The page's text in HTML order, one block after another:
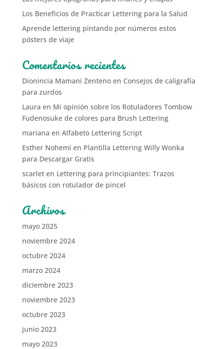
Los Beneficios de Practicar Lettering para la Salud
Aprende lettering pintando por números estos
pósters de viaje
Comentarios recientes
Dionincia Mamani Zentenoen Consejos de caligrafía
para zurdos
Laura en Mi opinión sobre los Rotuladores Tombow
Fudenosuke de colores para Brush Lettering
mariana en Alfabeto Lettering Script
Esther Nohemíen Plantilla Lettering Willy Wonka
para Descargar Gratis
scarleten Lettering para principiantes: Trazos
básicos con rotulador de pincel
Archivos
mayo 2025
noviembre 2024
octubre 2024
marzo 2024
diciembre 2023
noviembre 2023
octubre 2023
junio 2023
mayo 2023